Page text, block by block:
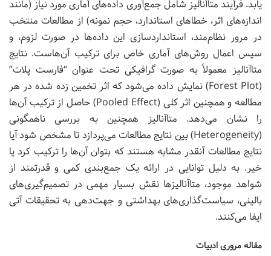
یابد. فرآیند متاآنالیز شامل جمع‌آوری داده‌های آماری مورد نیاز (مانند
اندازه‌های اثر، خطاهای استاندارد، حجم نمونه) از مطالعات منتخب
در مرور نظام‌مند، استانداردسازی این داده‌ها در صورت لزوم، و
سپس اعمال روش‌های آماری خاص برای ترکیب آن‌هاست. نتایج
متاآنالیز معمولاً به صورت گرافیکی تحت عنوان “فارست پلات”
(Forest Plot) نمایش داده می‌شود که اثر تخمین زده شده در هر
مطالعه و همچنین اثر کلی (Pooled Effect) حاصل از ترکیب آن‌ها
را نشان می‌دهد. متاآنالیز همچنین به بررسی ناهمگونی
(Heterogeneity) بین نتایج مطالعات می‌پردازد تا مشخص شود آیا
نتایج مطالعات آنقدر مشابه هستند که بتوان آن‌ها را ترکیب کرد یا
خیر. به دلیل توانایی در ارائه یک جمع‌بندی کمی و قدرتمند از
شواهد موجود، متاآنالیزها نقش بسیار مهمی در تصمیم‌گیری‌های
بالینی، سیاست‌گذاری‌های بهداشتی و جهت‌دهی به تحقیقات آتی
ایفا می‌کنند.
مقاله مروری ادبیات